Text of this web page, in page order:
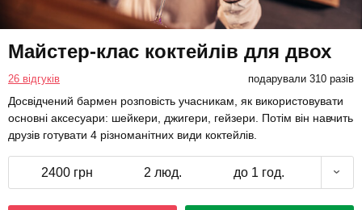
Майстер-клас коктейлів для двох
26 відгуків подарували 310 разів
Досвідчений бармен розповість учасникам, як використовувати
основні аксесуари: шейкери, джигери, гейзери. Потім він навчить
друзів готувати 4 різноманітних види коктейлів.
2400 грн 2 люд. до 1 год.